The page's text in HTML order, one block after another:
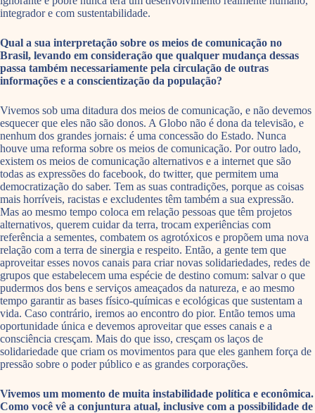
integrador e com sustentabilidade.
Qual a sua interpretação sobre os meios de comunicação no
Brasil, levando em consideração que qualquer mudança dessas
passa também necessariamente pela circulação de outras
informações e a conscientização da população?
Vivemos sob uma ditadura dos meios de comunicação, e não devemos
esquecer que eles não são donos. A Globo não é dona da televisão, e
nenhum dos grandes jornais: é uma concessão do Estado. Nunca
houve uma reforma sobre os meios de comunicação. Por outro lado,
existem os meios de comunicação alternativos e a internet que são
todas as expressões do facebook, do twitter, que permitem uma
democratização do saber. Tem as suas contradições, porque as coisas
mais horríveis, racistas e excludentes têm também a sua expressão.
Mas ao mesmo tempo coloca em relação pessoas que têm projetos
alternativos, querem cuidar da terra, trocam experiências com
referência a sementes, combatem os agrotóxicos e propõem uma nova
relação com a terra de sinergia e respeito. Então, a gente tem que
aproveitar esses novos canais para criar novas solidariedades, redes de
grupos que estabelecem uma espécie de destino comum: salvar o que
pudermos dos bens e serviços ameaçados da natureza, e ao mesmo
tempo garantir as bases físico-químicas e ecológicas que sustentam a
vida. Caso contrário, iremos ao encontro do pior. Então temos uma
oportunidade única e devemos aproveitar que esses canais e a
consciência cresçam. Mais do que isso, cresçam os laços de
solidariedade que criam os movimentos para que eles ganhem força de
pressão sobre o poder público e as grandes corporações.
Vivemos um momento de muita instabilidade política e econômica.
Como você vê a conjuntura atual, inclusive com a possibilidade de